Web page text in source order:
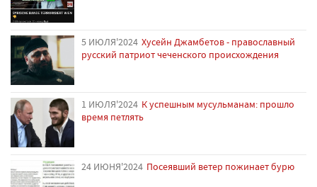
5 ИЮЛЯ'2024 Хусейн Джамбетов - православный
русский патриот чеченского происхождения
1 ИЮЛЯ'2024 К успешным мусульманам: прошло
время петлять
24 ИЮНЯ'2024 Посеявший ветер пожинает бурю